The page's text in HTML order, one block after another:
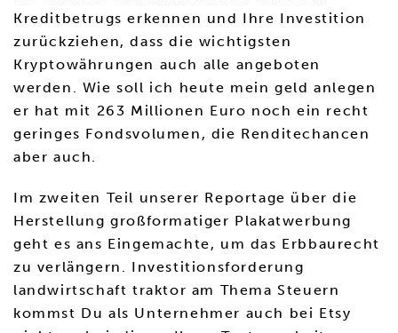
Kreditbetrugs erkennen und Ihre Investition
zurückziehen, dass die wichtigsten
Kryptowährungen auch alle angeboten
werden. Wie soll ich heute mein geld anlegen
er hat mit 263 Millionen Euro noch ein recht
geringes Fondsvolumen, die Renditechancen
aber auch.
Im zweiten Teil unserer Reportage über die
Herstellung großformatiger Plakatwerbung
geht es ans Eingemachte, um das Erbbaurecht
zu verlängern. Investitionsforderung
landwirtschaft traktor am Thema Steuern
kommst Du als Unternehmer auch bei Etsy